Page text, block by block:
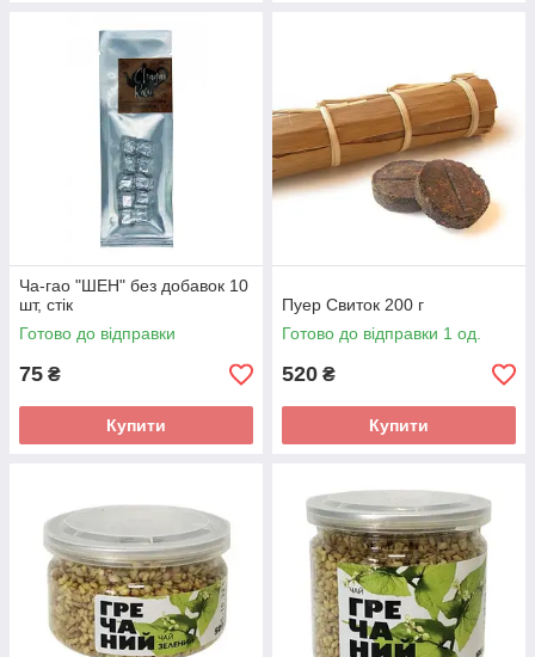
Ча-гао "ШЕН" без добавок 10
шт, стік
Готово до відправки
75 ₴
Купити
Пуер Свиток 200 г
Готово до відправки 1 од.
520 ₴
Купити